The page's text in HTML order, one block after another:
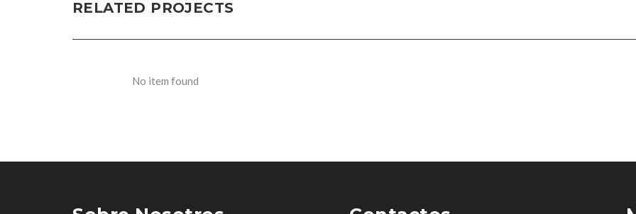
RELATED PROJECTS
No item found